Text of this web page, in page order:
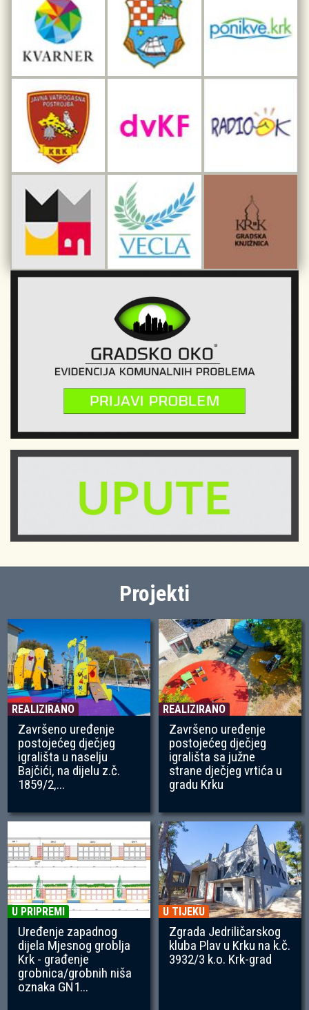
Projekti
REALIZIRANO
Završeno uređenje
postojećeg dječjeg
igrališta u naselju
Bajčići, na dijelu z.č.
1859/2,...
REALIZIRANO
Završeno uređenje
postojećeg dječjeg
igrališta sa južne
strane dječjeg vrtića u
gradu Krku
U PRIPREMI
Uređenje zapadnog
dijela Mjesnog groblja
Krk - građenje
grobnica/grobnih niša
oznaka GN1...
U TIJEKU
Zgrada Jedriličarskog
kluba Plav u Krku na k.č.
3932/3 k.o. Krk-grad